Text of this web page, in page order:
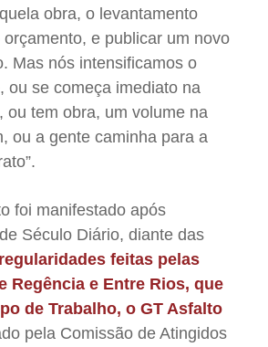
obra, o levantamento
e publicar um novo
Mas nós intensificamos o
ou se começa imediato na
ou tem obra, um volume na
ou a gente caminha para a
foi manifestado após
Século Diário, diante das
feitas pelas
Regência e Entre Rios, que
de Trabalho, o GT Asfalto
pela Comissão de Atingidos